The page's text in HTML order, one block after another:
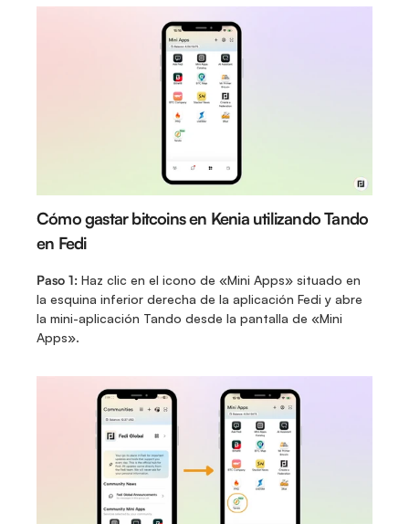
Cómo gastar bitcoins en Kenia utilizando Tando
en Fedi
Paso 1: Haz clic en el icono de «Mini Apps» situado en
la esquina inferior derecha de la aplicación Fedi y abre
la mini-aplicación Tando desde la pantalla de «Mini
Apps».